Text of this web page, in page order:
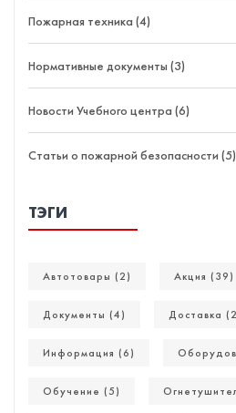
Пожарная техника (4)
Нормативные документы (3)
Новости Учебного центра (6)
Статьи о пожарной безопасности (5)
ТЭГИ
Автотовары (2) Акция (39)
Документы (4) Доставка
Информация (6)
Обучение (5)